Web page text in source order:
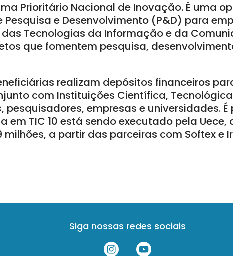
Prioritário Nacional de Inovação. É uma
Pesquisa e Desenvolvimento (P&D) para
das Tecnologias da Informação e da
que fomentem pesquisa,
realizam depósitos financeiros
com Instituições Científica,
, pesquisadores, empresas e universidades.
em TIC 10 está sendo executado pela
milhões, a partir das parceiras com Softex e
Siga nossas redes sociais